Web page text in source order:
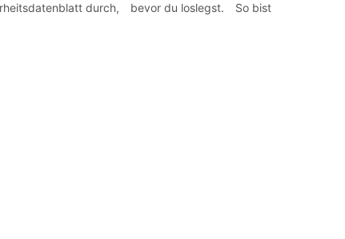
durch, bevor du loslegst. So bist